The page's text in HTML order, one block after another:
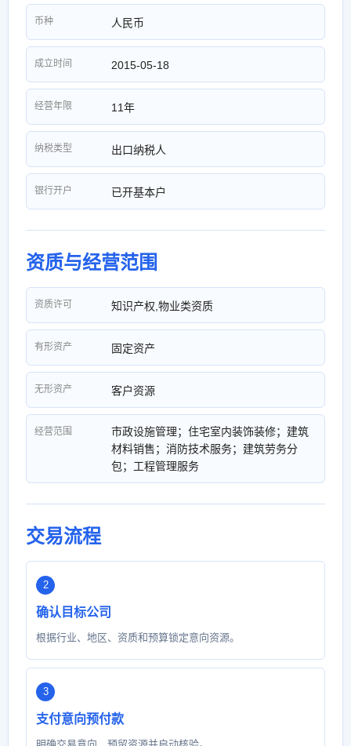
币种 人民币
成立时间 2015-05-18
经营年限 11年
纳税类型 出口纳税人
银行开户 已开基本户
资质与经营范围
资质许可 知识产权,物业类资质
有形资产 固定资产
无形资产 客户资源
经营范围
市政设施管理；住宅室内装饰装修；建筑
材料销售；消防技术服务；建筑劳务分
包；工程管理服务
交易流程
确认目标公司
根据行业、地区、资质和预算锁定意向资源。
支付意向预付款